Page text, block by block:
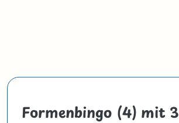
Formenbingo (4) mit 3